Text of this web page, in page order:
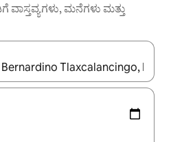
ವಾಸ್ತವ್ಯಗಳು, ಮನೆಗಳು ಮತ್ತು
ಮತ್ತು ಡೌನ್ ಬಾಣದ ಕೀಲಿಗಳೊಂದಿಗೆ